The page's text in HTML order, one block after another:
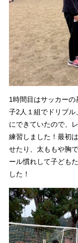
1時間目はサッカー
子2人１組でドリブ
にできていたので、
練習しました！最初
せたり、太ももや胸
ール慣れして子ども
した！